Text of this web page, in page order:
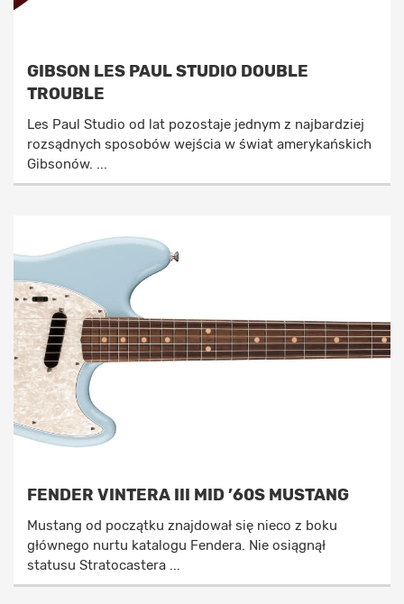
GIBSON LES PAUL STUDIO DOUBLE
TROUBLE
Les Paul Studio od lat pozostaje jednym z najbardziej
rozsądnych sposobów wejścia w świat amerykańskich
Gibsonów. ...
FENDER VINTERA III MID ’60S MUSTANG
Mustang od początku znajdował się nieco z boku
głównego nurtu katalogu Fendera. Nie osiągnął
statusu Stratocastera ...